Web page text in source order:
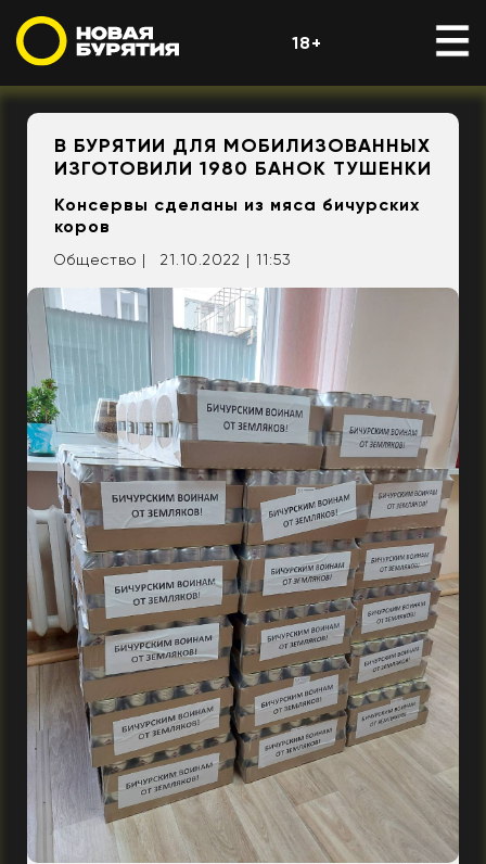
18+
В БУРЯТИИ ДЛЯ МОБИЛИЗОВАННЫХ
ИЗГОТОВИЛИ 1980 БАНОК ТУШЕНКИ
Консервы сделаны из мяса бичурских
коров
Общество | 21.10.2022 | 11:53